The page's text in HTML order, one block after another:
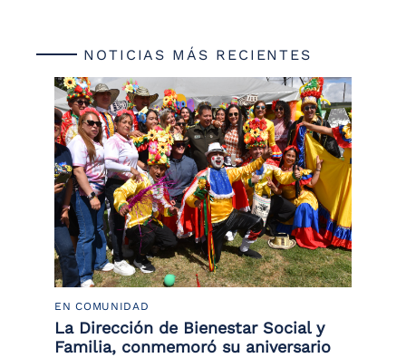
NOTICIAS MÁS RECIENTES
EN COMUNIDAD
La Dirección de Bienestar Social y
Familia, conmemoró su aniversario